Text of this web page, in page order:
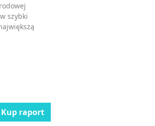
szybki
Kup raport